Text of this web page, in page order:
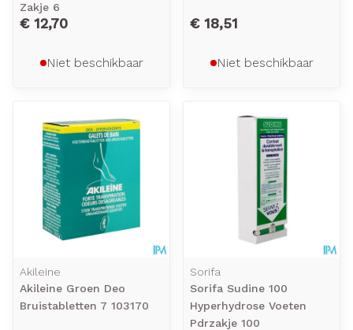
Zakje 6
€ 12,70
Niet beschikbaar
€ 18,51
Niet beschikbaar
Akileine
Akileine Groen Deo
Bruistabletten 7 103170
Sorifa
Sorifa Sudine 100
Hyperhydrose Voeten
Pdrzakje 100